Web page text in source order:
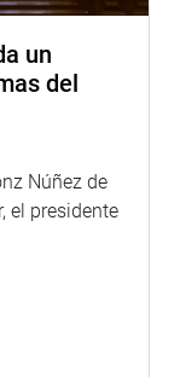
un
del
Núñez de
el presidente